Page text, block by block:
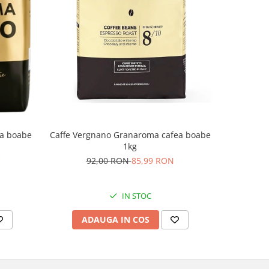
boabe
Caffe Vergnano Granaroma cafea boabe
1kg
92,00 RON85,99 RON
IN STOC
ADAUGA IN COS